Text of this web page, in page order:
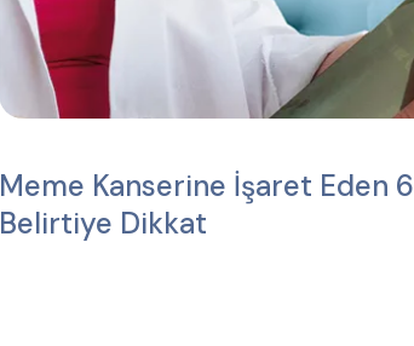
Meme Kanserine İşaret Eden 6
Belirtiye Dikkat